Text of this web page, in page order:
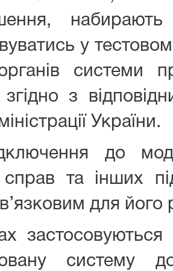
у
системи
згідно з
України.
до
справ та інших
для його
систему